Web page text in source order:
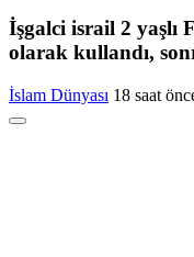
İşgalci israil 2 yaşlı
olarak kullandı,
İslam Dünyası 18 saat